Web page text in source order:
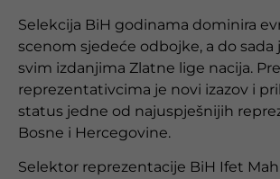
Selekcija BiH godinama dominira
scenom sjedeće odbojke, a do sada
svim izdanjima Zlatne lige nacija.
reprezentativcima je novi izazov i
status jedne od najuspješnijih
Bosne i Hercegovine.
Selektor reprezentacije BiH Ifet